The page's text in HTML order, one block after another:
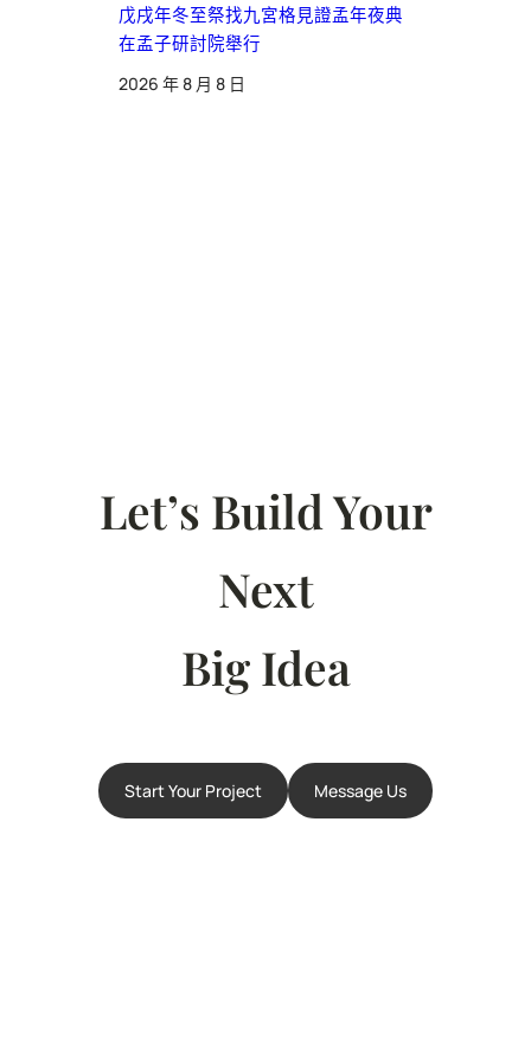
戊戌年冬至祭找九宮格見證孟年夜典
在孟子研討院舉行
2026 年 8 月 8 日
Let’s Build Your
Next
Big Idea
Start Your Project Message Us